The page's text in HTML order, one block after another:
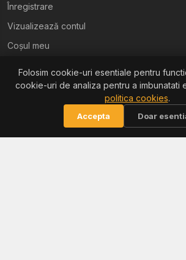
Înregistrare
Vizualizează contul
Coșul meu
Ajutor
Politica de confidențialitate
Folosim cookie-uri esentiale pentru
cookie-uri de analiza pentru a imbunatati
politica cookies.
Accepta Doar